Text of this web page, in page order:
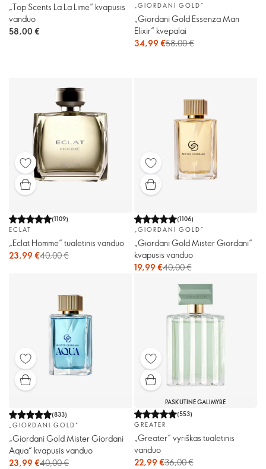
„Top Scents La La Lime“ kvapusis
vanduo
58,00 €
„GIORDANI GOLD“
„Giordani Gold Essenza Man
Elixir“ kvepalai
34,99 €58,00 €
(1109)
ECLAT
„Eclat Homme“ tualetinis vanduo
23,99 €40,00 €
(1106)
„GIORDANI GOLD“
„Giordani Gold Mister Giordani“
kvapusis vanduo
19,99 €40,00 €
(833)
„GIORDANI GOLD“
„Giordani Gold Mister Giordani
Aqua“ kvapusis vanduo
23,99 €40,00 €
PASKUTINĖ GALIMYBĖ
(553)
GREATER
„Greater“ vyriškas tualetinis
vanduo
22,99 €36,00 €